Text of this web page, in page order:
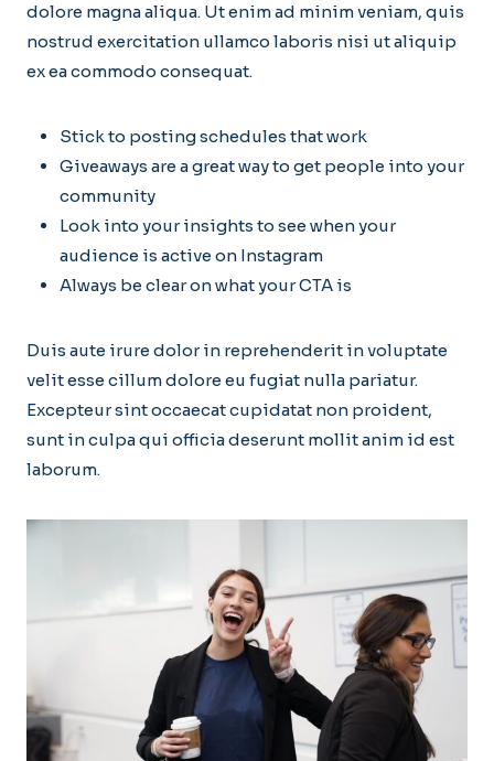
dolore magna aliqua. Ut enim ad minim veniam, quis
nostrud exercitation ullamco laboris nisi ut aliquip
ex ea commodo consequat.
Stick to posting schedules that work
Giveaways are a great way to get people into your
community
Look into your insights to see when your
audience is active on Instagram
Always be clear on what your CTA is
Duis aute irure dolor in reprehenderit in voluptate
velit esse cillum dolore eu fugiat nulla pariatur.
Excepteur sint occaecat cupidatat non proident,
sunt in culpa qui officia deserunt mollit anim id est
laborum.